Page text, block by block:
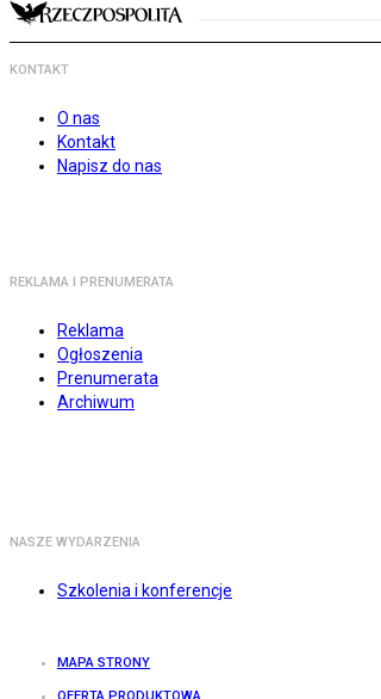
KONTAKT
O nas
Kontakt
Napisz do nas
REKLAMA I PRENUMERATA
Reklama
Ogłoszenia
Prenumerata
Archiwum
NASZE WYDARZENIA
Szkolenia i konferencje
MAPA STRONY